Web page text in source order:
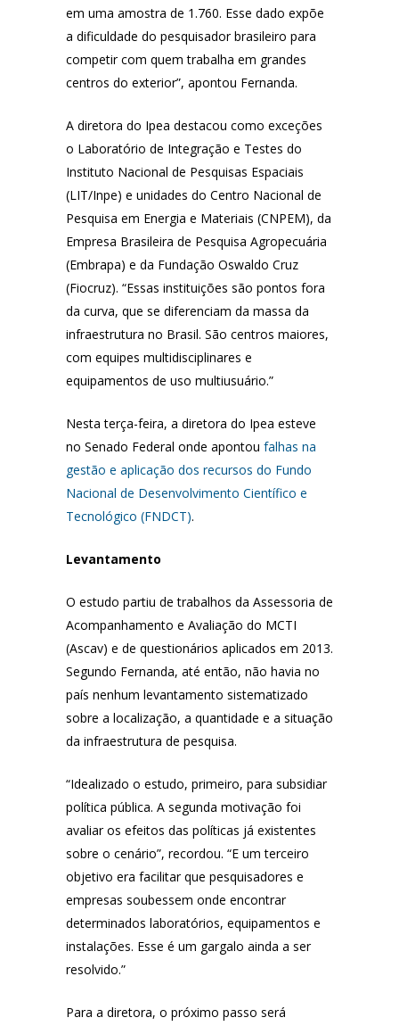
em uma amostra de 1.760. Esse dado expõe
a dificuldade do pesquisador brasileiro para
competir com quem trabalha em grandes
centros do exterior”, apontou Fernanda.
A diretora do Ipea destacou como exceções
o Laboratório de Integração e Testes do
Instituto Nacional de Pesquisas Espaciais
(LIT/Inpe) e unidades do Centro Nacional de
Pesquisa em Energia e Materiais (CNPEM), da
Empresa Brasileira de Pesquisa Agropecuária
(Embrapa) e da Fundação Oswaldo Cruz
(Fiocruz). “Essas instituições são pontos fora
da curva, que se diferenciam da massa da
infraestrutura no Brasil. São centros maiores,
com equipes multidisciplinares e
equipamentos de uso multiusuário.”
Nesta terça-feira, a diretora do Ipea esteve
no Senado Federal onde apontou falhas na
gestão e aplicação dos recursos do Fundo
Nacional de Desenvolvimento Científico e
Tecnológico (FNDCT).
Levantamento
O estudo partiu de trabalhos da Assessoria de
Acompanhamento e Avaliação do MCTI
(Ascav) e de questionários aplicados em 2013.
Segundo Fernanda, até então, não havia no
país nenhum levantamento sistematizado
sobre a localização, a quantidade e a situação
da infraestrutura de pesquisa.
“Idealizado o estudo, primeiro, para subsidiar
política pública. A segunda motivação foi
avaliar os efeitos das políticas já existentes
sobre o cenário”, recordou. “E um terceiro
objetivo era facilitar que pesquisadores e
empresas soubessem onde encontrar
determinados laboratórios, equipamentos e
instalações. Esse é um gargalo ainda a ser
resolvido.”
Para a diretora, o próximo passo será